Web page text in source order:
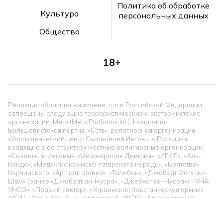
Культура
Общество
Политика об обработке
персональных данных
18+
Редакция обращает внимание, что в Российской Федерации
запрещены следующие террористические и экстремистские
организации: Meta (Meta Platforms Inc), Национал-
Большевистская партия, «Сеть», религиозная организация
«Управленческий центр Свидетелей Иеговы в России» и
входящие в ее структуру местные религиозные организации,
«Свидетели Иеговы», «Мизантропик Дивижн», «ИГИЛ», «Аль-
Каида», «Меджлис крымско-татарского народа», «Братство»
Корчинского, «Артподготовка», «Талибан», «Джабхат Фатх аш-
Шам» (ранее «Джабхат ан-Нусра», «Джебхат ан-Нусра»), «УНА-
УНСО», «Правый сектор», «Украинская повстанческая армия»